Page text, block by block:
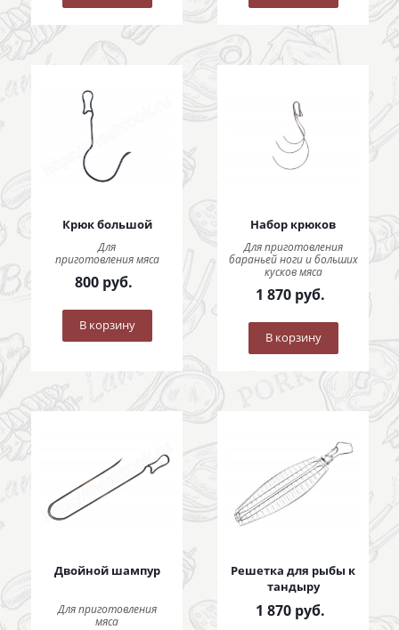
Крюк большой
Для
приготовления мяса
800 руб.
В корзину
Набор крюков
Для приготовления
бараньей ноги и больших
кусков мяса
1 870руб.
В корзину
Двойной шампур
Для приготовления
мяса
Решетка для рыбы к
тандыру
1 870руб.